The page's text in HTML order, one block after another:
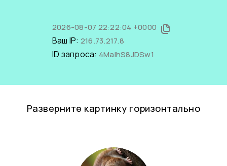
2026-08-07 22:22:04 +0000
Ваш IP: 216.73.217.8
ID запроса: 4MalhS8JDSw1
Разверните картинку горизонтально